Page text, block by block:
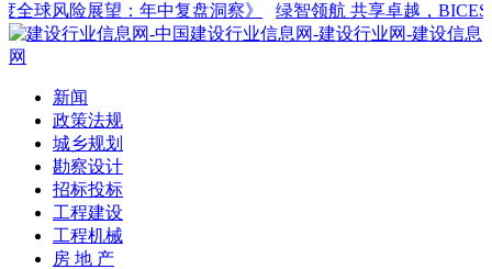
风险展望：年中复盘洞察》 绿智领航 共享卓越，BICES
新闻
政策法规
城乡规划
勘察设计
招标投标
工程建设
工程机械
房 地 产